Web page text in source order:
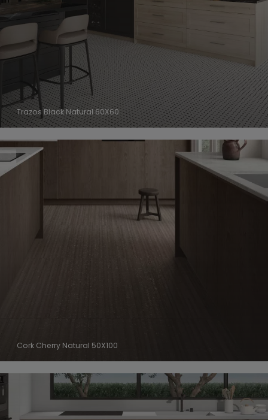
Trazos Black Natural 60X60
Cork Cherry Natural 50X100